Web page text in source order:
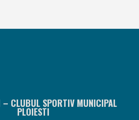
– CLUBUL SPORTIV MUNICIPAL
PLOIESTI